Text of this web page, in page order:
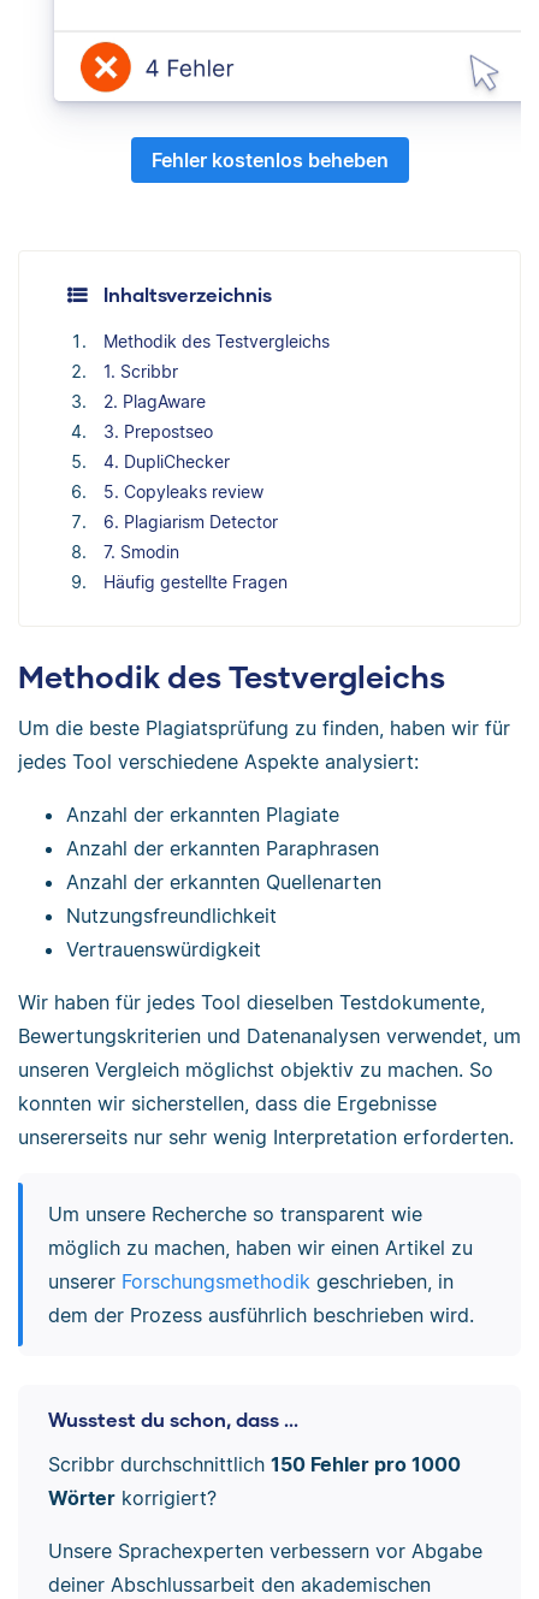
Fehler kostenlos beheben
Inhaltsverzeichnis
Methodik des Testvergleichs
1. Scribbr
2. PlagAware
3. Prepostseo
4. DupliChecker
5. Copyleaks review
6. Plagiarism Detector
7. Smodin
Häufig gestellte Fragen
Methodik des Testvergleichs
Um die beste Plagiatsprüfung zu finden, haben wir für
jedes Tool verschiedene Aspekte analysiert:
Anzahl der erkannten Plagiate
Anzahl der erkannten Paraphrasen
Anzahl der erkannten Quellenarten
Nutzungsfreundlichkeit
Vertrauenswürdigkeit
Wir haben für jedes Tool dieselben Testdokumente,
Bewertungskriterien und Datenanalysen verwendet, um
unseren Vergleich möglichst objektiv zu machen. So
konnten wir sicherstellen, dass die Ergebnisse
unsererseits nur sehr wenig Interpretation erforderten.
Um unsere Recherche so transparent wie
möglich zu machen, haben wir einen Artikel zu
unserer Forschungsmethodik geschrieben, in
dem der Prozess ausführlich beschrieben wird.
Wusstest du schon, dass ...
Scribbr durchschnittlich 150 Fehler pro 1000
Wörterkorrigiert?
Unsere Sprachexperten verbessern vor Abgabe
deiner Abschlussarbeit den akademischen